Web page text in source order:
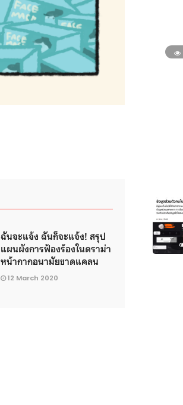
ฉันจะแจ้ง ฉันก็จะแจ้ง! สรุป
แผนผังการฟ้องร้องในดราม่า
หน้ากากอนามัยขาดแคลน
12 March 2020